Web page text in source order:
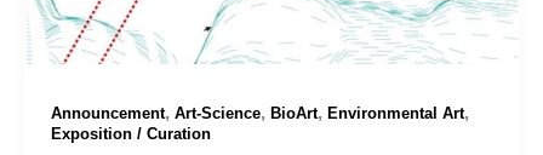
Announcement, Art-Science, BioArt, Environmental Art,
Exposition / Curation